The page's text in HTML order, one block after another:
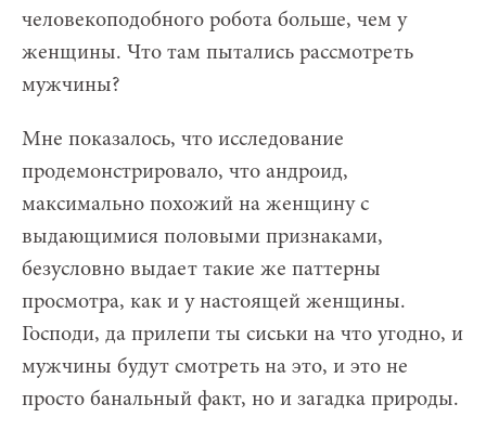
человекоподобного робота больше, чем у
женщины. Что там пытались рассмотреть
мужчины?
Мне показалось, что исследование
продемонстрировало, что андроид,
максимально похожий на женщину с
выдающимися половыми признаками,
безусловно выдает такие же паттерны
просмотра, как и у настоящей женщины.
Господи, да прилепи ты сиськи на что угодно, и
мужчины будут смотреть на это, и это не
просто банальный факт, но и загадка природы.